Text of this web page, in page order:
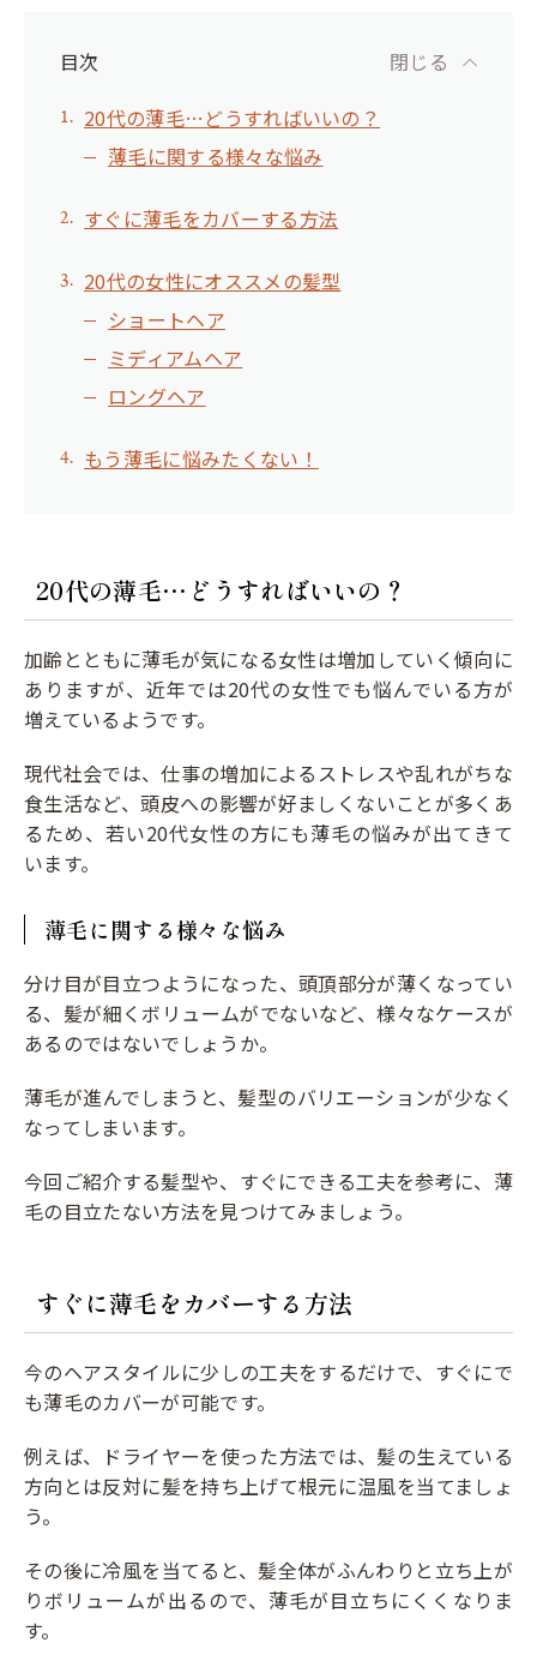
目次
20代の薄毛…どうすればいいの？
薄毛に関する様々な悩み
すぐに薄毛をカバーする方法
20代の女性にオススメの髪型
ショートヘア
ミディアムヘア
ロングヘア
もう薄毛に悩みたくない！
閉じる
20代の薄毛…どうすればいいの？
加齢とともに薄毛が気になる女性は増加していく傾向に
ありますが、近年では20代の女性でも悩んでいる方が
増えているようです。
現代社会では、仕事の増加によるストレスや乱れがちな
食生活など、頭皮への影響が好ましくないことが多くあ
るため、若い20代女性の方にも薄毛の悩みが出てきて
います。
薄毛に関する様々な悩み
分け目が目立つようになった、頭頂部分が薄くなってい
る、髪が細くボリュームがでないなど、様々なケースが
あるのではないでしょうか。
薄毛が進んでしまうと、髪型のバリエーションが少なく
なってしまいます。
今回ご紹介する髪型や、すぐにできる工夫を参考に、薄
毛の目立たない方法を見つけてみましょう。
すぐに薄毛をカバーする方法
今のヘアスタイルに少しの工夫をするだけで、すぐにで
も薄毛のカバーが可能です。
例えば、ドライヤーを使った方法では、髪の生えている
方向とは反対に髪を持ち上げて根元に温風を当てましょ
う。
その後に冷風を当てると、髪全体がふんわりと立ち上が
りボリュームが出るので、薄毛が目立ちにくくなりま
す。